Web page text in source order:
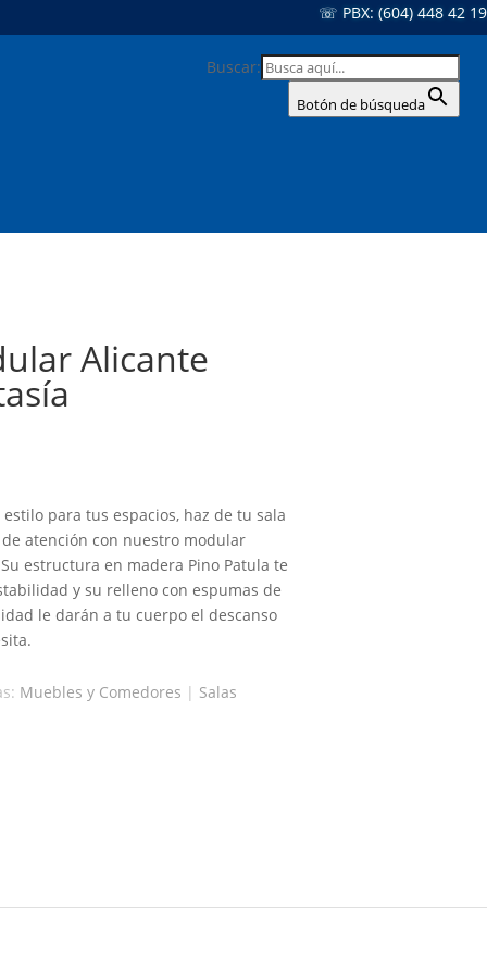
☏ PBX: (604) 448 42 19
Buscar:
Botón de búsqueda
Alicante
estilo para tus espacios, haz de tu sala
atención con nuestro modular
estructura en madera Pino Patula te
y su relleno con espumas de
le darán a tu cuerpo el descanso
Muebles y Comedores | Salas